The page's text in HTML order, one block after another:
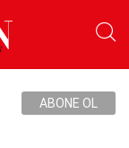
ABONE OL